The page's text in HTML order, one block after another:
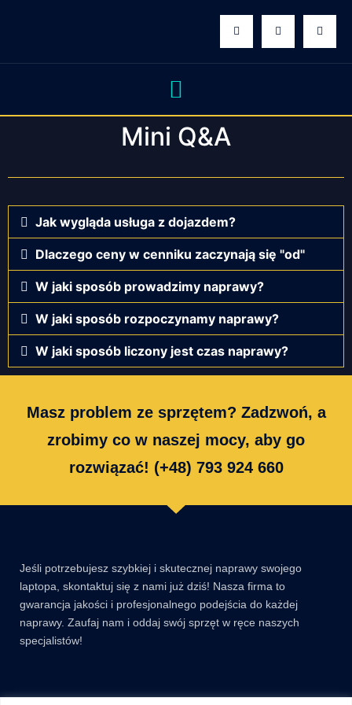
Mini Q&A
Jak wygląda usługa z dojazdem?
Dlaczego ceny w cenniku zaczynają się "od"
W jaki sposób prowadzimy naprawy?
W jaki sposób rozpoczynamy naprawy?
W jaki sposób liczony jest czas naprawy?
Masz problem ze sprzętem? Zadzwoń, a
zrobimy co w naszej mocy, aby go
rozwiązać! (+48) 793 924 660
Jeśli potrzebujesz szybkiej i skutecznej naprawy swojego
laptopa, skontaktuj się z nami już dziś! Nasza firma to
gwarancja jakości i profesjonalnego podejścia do każdej
naprawy. Zaufaj nam i oddaj swój sprzęt w ręce naszych
specjalistów!